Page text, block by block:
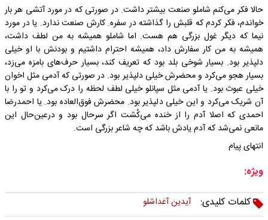
حالا فکر می‌کنم شاملو صنعت بیشتر داشت. در صورتی که در مورد آتشی هر بار
خواندم، فکر کردم که قلبش را گذاشته در سفره. کارش صنعت ندارد. یا در مورد
نیما که دیگر غول بزرگی هم هست. اما شاملو همیشه به من لطف داشت،
همیشه به من کار سفارش داد، همیشه احترام داشتیم و بودنش با او خیلی
دلپذیر بود. بسیار شوخی بلد بود که تعریف کند، بسیار حرف‌های بامزه می‌زد،
بسیار هجو می‌کرد و محضرش خیلی دلپذیر بود. در صورتی که آدمی مثل اخوان
خیلی عبوث بود. یا آدمی مثل سپانلو خیلی لطف لحظه را درک می‌کرد و تو را با
آن شریک می‌کرد و این خیلی دلپذیر بود. محضرش فوق‌العاده بود. یا احمدرضا
احمدی که اصلا آدم را از خنده می‌کُشت اگر سرحال بود و درعین‌حال این
مانعی نمی‌شد که آدم یادش باشد که چه شاعر بزرگی است.
انتهای پیام
ویژه:
کلمات کلیدی:
آیدین آغداشلو